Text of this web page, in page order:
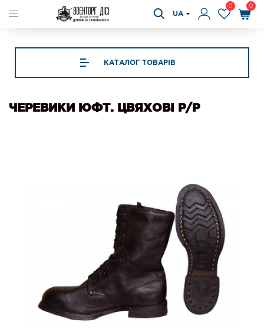
UA
0 0
КАТАЛОГ ТОВАРІВ
ЧЕРЕВИКИ ЮФТ. ЦВЯХОВІ Р/Р